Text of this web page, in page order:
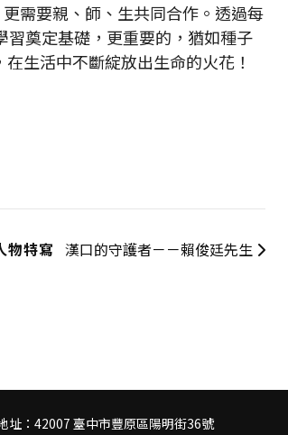
需要親、師、生共同合作。透過每
奠定基礎，更重要的，猶如種子
生活中不斷綻放出生命的火花！
物特寫 漢口的守護者－－賴俊廷先生
址：42007 臺中市豐原區陽明街36號